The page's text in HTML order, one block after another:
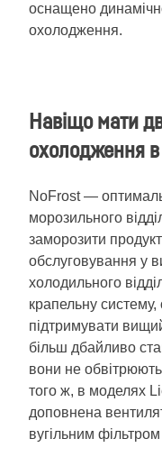
оснащено
охолодження.
Навіщо мати
охолодження
NoFrost —
морозильного
заморозити
обслуговування у
холодильного
крапельну систему,
підтримувати
більш дбайливо
вони не
того ж, в моделях
доповнена
вугільним